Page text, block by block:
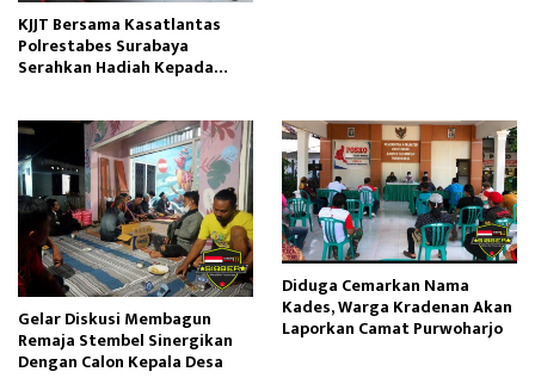
KJJT Bersama Kasatlantas
Polrestabes Surabaya
Serahkan Hadiah Kepada
Gelar Diskusi Membagun
Remaja Stembel Sinergikan
Dengan Calon Kepala Desa
Diduga Cemarkan Nama
Kades, Warga Kradenan Akan
Laporkan Camat Purwoharjo